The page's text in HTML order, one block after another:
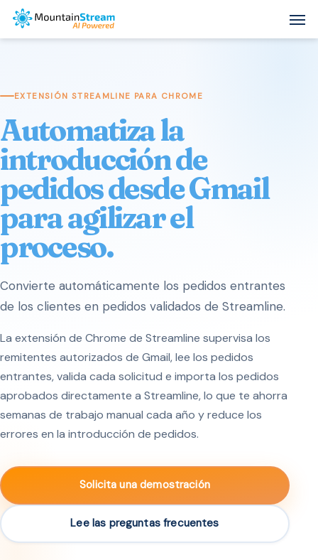
Skip
EXTENSIÓN STREAMLINE PARA CHROME
Automatiza la
introducción de
pedidos desde Gmail
para agilizar el
proceso.
Convierte automáticamente los pedidos entrantes
de los clientes en pedidos validados de Streamline.
La extensión de Chrome de Streamline supervisa los
remitentes autorizados de Gmail, lee los pedidos
entrantes, valida cada solicitud e importa los pedidos
aprobados directamente a Streamline, lo que te ahorra
semanas de trabajo manual cada año y reduce los
errores en la introducción de pedidos.
Solicita una demostración
Lee las preguntas frecuentes